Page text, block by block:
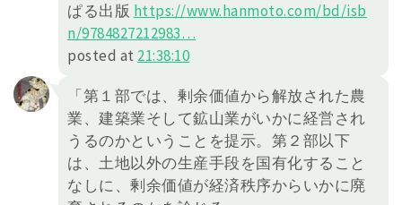
ぱる出版 https://www.hanmoto.com/bd/isb
n/9784827212983…
posted at 21:38:10
「第１部では、剰余価値から解放された農
業、建築業そして鉱山業がいかに経営され
うるのかということを提示。第２部以下
は、土地以外の生産手段を国有化すること
なしに、剰余価値が経済秩序からいかに廃